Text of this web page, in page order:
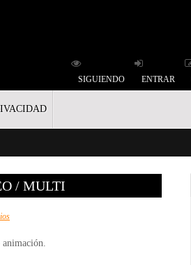
SIGUIENDO ENTRAR
/ MULTI
en
Croods
animación.